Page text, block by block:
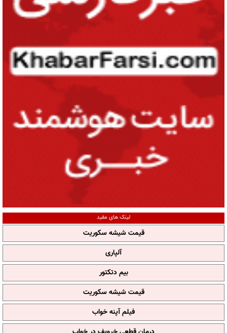
لینک های مفید
قیمت شیشه سکوریت
آلپاری
بیم دتکتور
قیمت شیشه سکوریت
فیلم آپنه خواب